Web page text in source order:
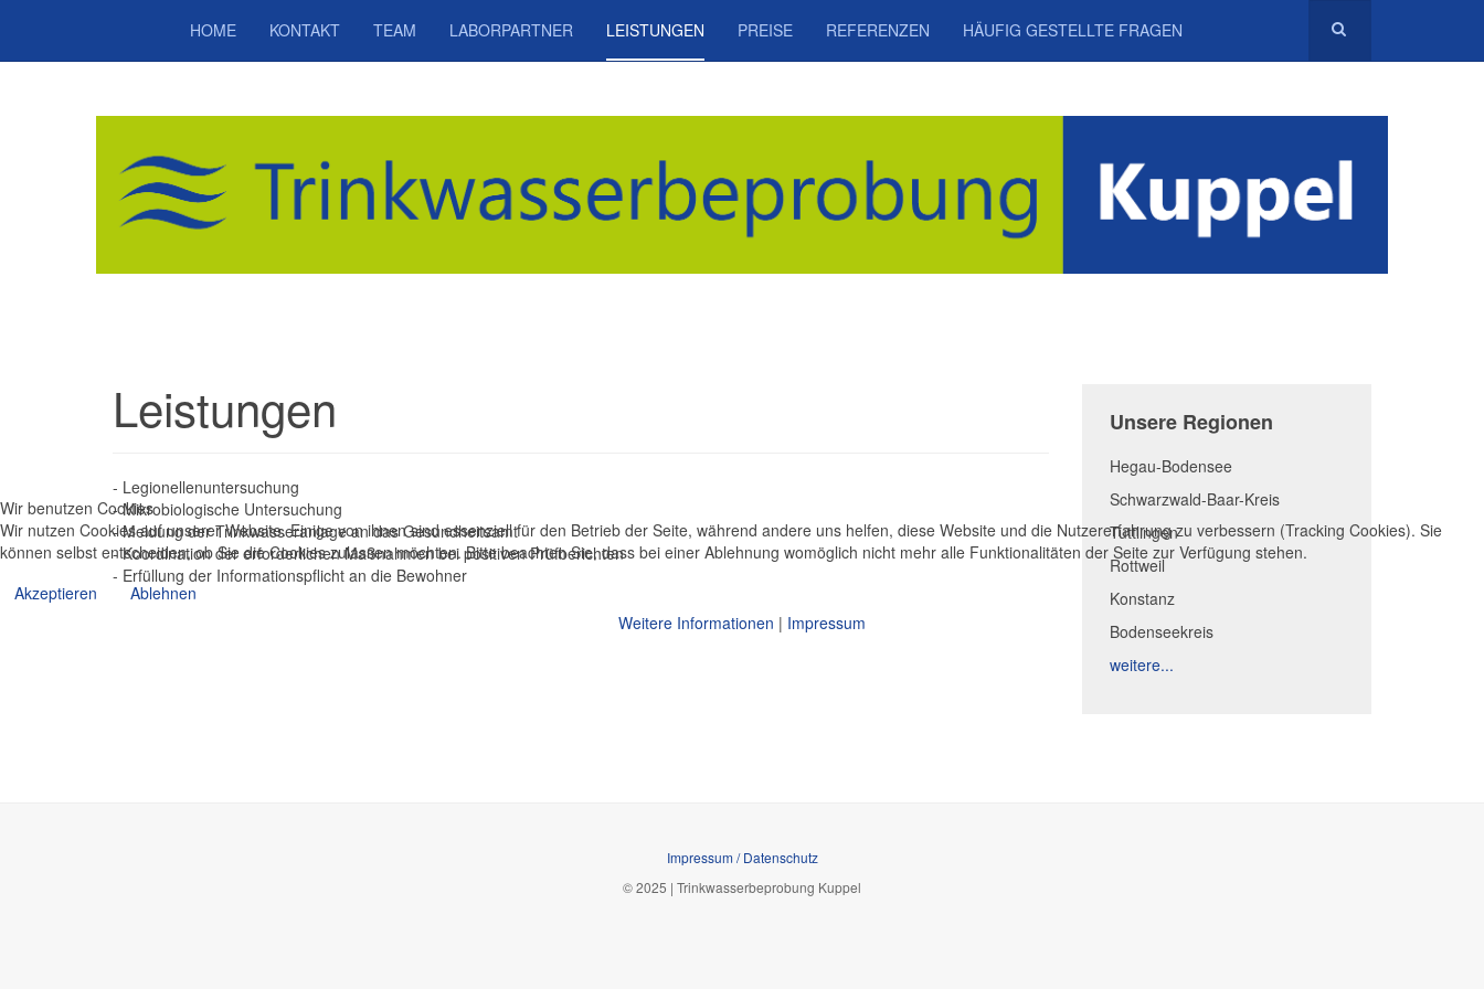
HOME KONTAKT TEAM LABORPARTNER LEISTUNGEN PREISE REFERENZEN HÄUFIG GESTELLTE FRAGEN
Leistungen
- Legionellenuntersuchung
- Mikrobiologische Untersuchung
- Meldung der Trinkwasseranlage an das Gesundheitsamt
- Koordination der erforderlichen Maßnahmen bei positiven Prüfberichten
- Erfüllung der Informationspflicht an die Bewohner
Unsere Regionen
Hegau-Bodensee
Schwarzwald-Baar-Kreis
Tuttlingen
Rottweil
Konstanz
Bodenseekreis
weitere...
Impressum / Datenschutz
© 2025 | Trinkwasserbeprobung Kuppel
Wir benutzen Cookies
Wir nutzen Cookies auf unserer Website. Einige von ihnen sind essenziell für den Betrieb der Seite, während andere uns helfen, diese Website und die Nutzererfahrung zu verbessern (Tracking Cookies). Sie
können selbst entscheiden, ob Sie die Cookies zulassen möchten. Bitte beachten Sie, dass bei einer Ablehnung womöglich nicht mehr alle Funktionalitäten der Seite zur Verfügung stehen.
Akzeptieren
Ablehnen
Weitere Informationen | Impressum